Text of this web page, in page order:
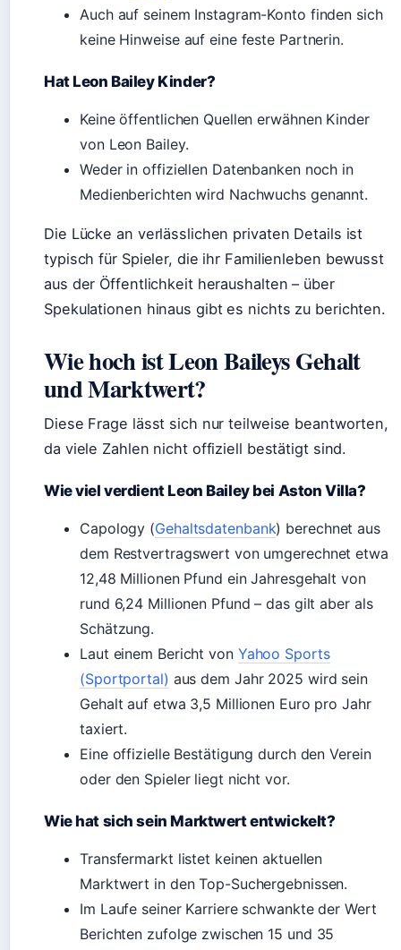
Auch auf seinem Instagram-Konto finden sich
keine Hinweise auf eine feste Partnerin.
Hat Leon Bailey Kinder?
Keine öffentlichen Quellen erwähnen Kinder
von Leon Bailey.
Weder in offiziellen Datenbanken noch in
Medienberichten wird Nachwuchs genannt.
Die Lücke an verlässlichen privaten Details ist
typisch für Spieler, die ihr Familienleben bewusst
aus der Öffentlichkeit heraushalten – über
Spekulationen hinaus gibt es nichts zu berichten.
Wie hoch ist Leon Baileys Gehalt
und Marktwert?
Diese Frage lässt sich nur teilweise beantworten,
da viele Zahlen nicht offiziell bestätigt sind.
Wie viel verdient Leon Bailey bei Aston Villa?
Capology (Gehaltsdatenbank) berechnet aus
dem Restvertragswert von umgerechnet etwa
12,48 Millionen Pfund ein Jahresgehalt von
rund 6,24 Millionen Pfund – das gilt aber als
Schätzung.
Laut einem Bericht von Yahoo Sports
(Sportportal) aus dem Jahr 2025 wird sein
Gehalt auf etwa 3,5 Millionen Euro pro Jahr
taxiert.
Eine offizielle Bestätigung durch den Verein
oder den Spieler liegt nicht vor.
Wie hat sich sein Marktwert entwickelt?
Transfermarkt listet keinen aktuellen
Marktwert in den Top-Suchergebnissen.
Im Laufe seiner Karriere schwankte der Wert
Berichten zufolge zwischen 15 und 35